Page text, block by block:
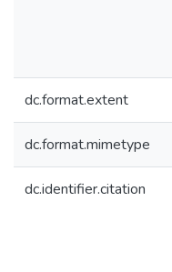
dc.format.extent
dc.format.mimetype
dc.identifier.citation